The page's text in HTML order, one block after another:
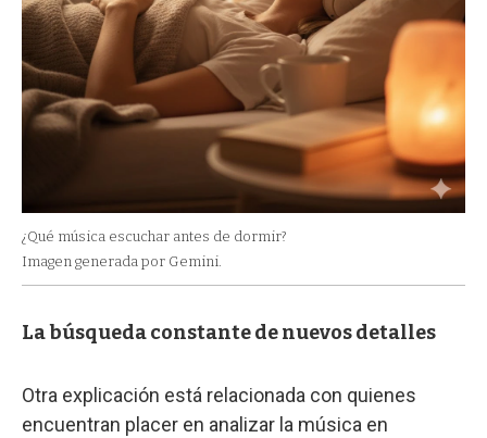
¿Qué música escuchar antes de dormir?
Imagen generada por Gemini.
La búsqueda constante de nuevos detalles
Otra explicación está relacionada con quienes
encuentran placer en analizar la música en